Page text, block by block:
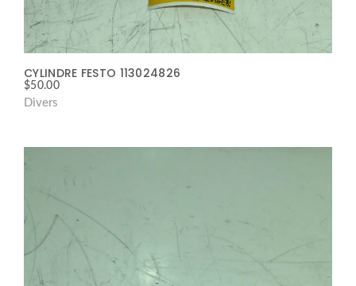
CYLINDRE FESTO 113024826
$50.00
Divers